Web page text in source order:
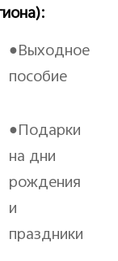
●Выходное
пособие
●Подарки
на дни
рождения
и
праздники